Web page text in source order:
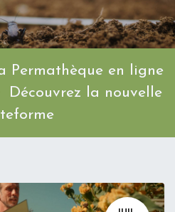
Permathèque en ligne
Découvrez la nouvelle